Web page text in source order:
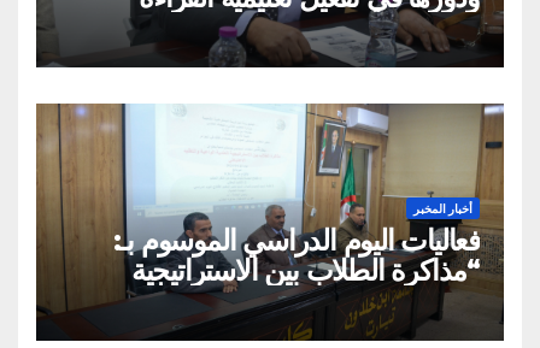
السريعة والقراءة التصويرية”
أخبار المخبر
فعاليات اليوم الدراسي الموسوم بـ:
“مذاكرة الطلاب بين الاستراتيجية
العلمية الواعية والتقليد الاعتباطي”